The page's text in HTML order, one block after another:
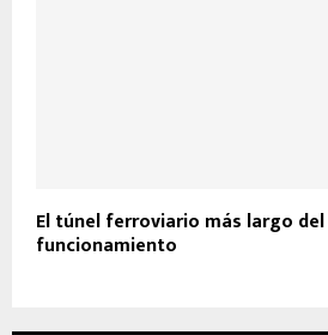
El túnel ferroviario más largo
funcionamiento